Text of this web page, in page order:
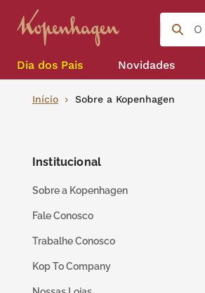
O que
Dia dos Pais Novidades
Início Sobre a Kopenhagen
Institucional
Sobre a Kopenhagen
Fale Conosco
Trabalhe Conosco
Kop To Company
Termos mais buscados
língua gato
zero açucar
trufa
kit
café